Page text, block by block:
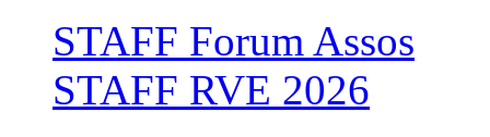
STAFF Forum Assos
STAFF RVE 2026